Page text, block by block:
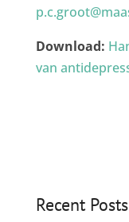
Download:
van
Recent Posts